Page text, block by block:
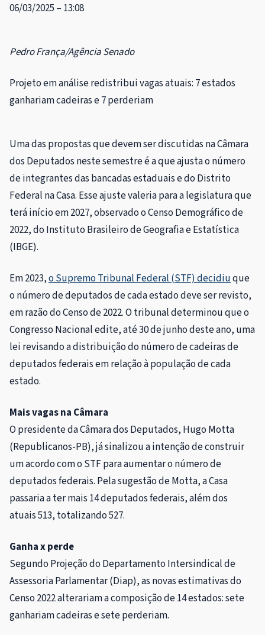
06/03/2025 – 13:08
Pedro França/Agência Senado
Projeto em análise redistribui vagas atuais: 7 estados
ganhariam cadeiras e 7 perderiam
Uma das propostas que devem ser discutidas na Câmara
dos Deputados neste semestre é a que ajusta o número
de integrantes das bancadas estaduais e do Distrito
Federal na Casa. Esse ajuste valeria para alegislaturaque
terá início em 2027, observado o Censo Demográfico de
2022, do Instituto Brasileiro de Geografia e Estatística
(IBGE).
Em 2023,o Supremo Tribunal Federal (STF) decidiuque
o número de deputados de cada estado deve ser revisto,
em razão do Censo de 2022. O tribunal determinou que o
Congresso Nacional edite, até 30 de junho deste ano, uma
lei revisando a distribuição do número de cadeiras de
deputados federais em relação à população de cada
estado.
Mais vagas na Câmara
O presidente da Câmara dos Deputados, Hugo Motta
(Republicanos-PB), já sinalizou a intenção de construir
um acordo com o STF para aumentar o número de
deputados federais. Pela sugestão de Motta, a Casa
passaria a ter mais 14 deputados federais, além dos
atuais 513, totalizando 527.
Ganha x perde
Segundo Projeção do Departamento Intersindical de
Assessoria Parlamentar (Diap), as novas estimativas do
Censo 2022 alterariam a composição de 14 estados: sete
ganhariam cadeiras e sete perderiam.